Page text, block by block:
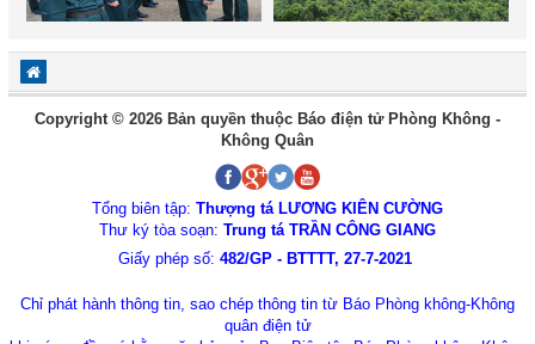
Copyright © 2026 Bản quyền thuộc Báo điện tử Phòng Không -
Không Quân
Tổng biên tập: Thượng tá LƯƠNG KIÊN CƯỜNG
Thư ký tòa soạn: Trung tá TRẦN CÔNG GIANG
Giấy phép số: 482/GP - BTTTT, 27-7-2021
Chỉ phát hành thông tin, sao chép thông tin từ Báo Phòng không-Không
quân điện tử